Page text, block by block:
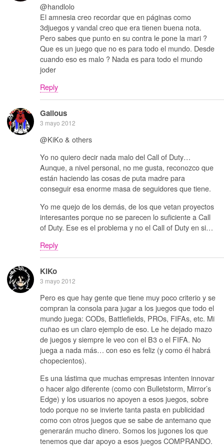
@handlolo
El amnesia creo recordar que en páginas como
3djuegos y vandal creo que era tienen buena nota.
Pero sabes que punto en su contra le pone la mari ?
Que es un juego que no es para todo el mundo. Desde
cuando eso es malo ? Nada es para todo el mundo
joder
Reply
Galious
3 mayo 2012
@KiKo & others
Yo no quiero decir nada malo del Call of Duty…
Aunque, a nivel personal, no me gusta, reconozco que
están haciendo las cosas de puta madre para
conseguir esa enorme masa de seguidores que tiene.
Yo me quejo de los demás, de los que vetan proyectos
interesantes porque no se parecen lo suficiente a Call
of Duty. Ese es el problema y no el Call of Duty en si…
Reply
KiKo
3 mayo 2012
Pero es que hay gente que tiene muy poco criterio y se
compran la consola para jugar a los juegos que todo el
mundo juega: CODs, Battlefields, PROs, FIFAs, etc. Mi
cuñao es un claro ejemplo de eso. Le he dejado mazo
de juegos y siempre le veo con el B3 o el FIFA. No
juega a nada más… con eso es feliz (y como él habrá
chopecientos).
Es una lástima que muchas empresas intenten innovar
o hacer algo diferente (como con Bulletstorm, Mirror’s
Edge) y los usuarios no apoyen a esos juegos, sobre
todo porque no se invierte tanta pasta en publicidad
como con otros juegos que se sabe de antemano que
generarán mucho dinero. Somos los jugones los que
tenemos que dar apoyo a esos juegos COMPRANDO.